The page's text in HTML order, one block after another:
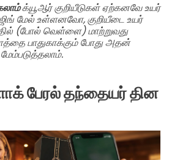
க்யூஆர் குறியீடுகள் ஏற்கனவே உயர்
மேல் உள்ளனவோ, குறியீடை உயர்
(போல் வெள்ளை) மாற்றுவது
பாதுகாக்கும் போது அதன்
பேரல் தந்தையர் தின